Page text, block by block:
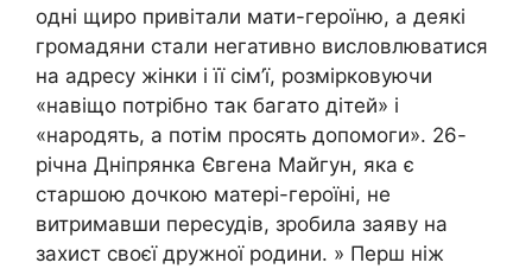
одні щиро привітали мати-героїню, а деякі
громадяни стали негативно висловлюватися
на адресу жінки і її сім’ї, розмірковуючи
«навіщо потрібно так багато дітей» і
«народять, а потім просять допомоги». 26-
річна Дніпрянка Євгена Майгун, яка є
старшою дочкою матері-героїні, не
витримавши пересудів, зробила заяву на
захист своєї дружної родини. » Перш ніж